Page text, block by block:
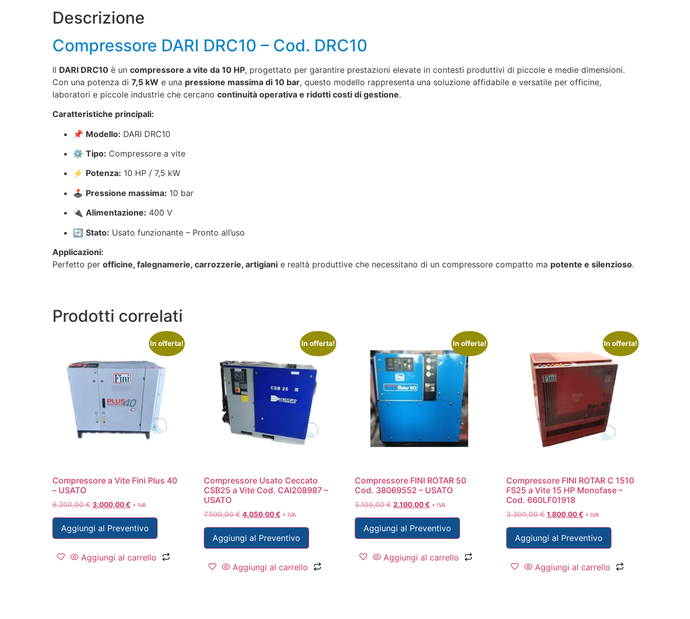
Descrizione
Compressore DARI DRC10 – Cod. DRC10
Il DARI DRC10 è un compressore a vite da 10 HP, progettato per garantire prestazioni elevate in contesti produttivi di piccole e medie dimensioni.
Con una potenza di 7,5 kW e una pressione massima di 10 bar, questo modello rappresenta una soluzione affidabile e versatile per officine,
laboratori e piccole industrie che cercano continuità operativa e ridotti costi di gestione.
Caratteristiche principali:
📌 Modello: DARI DRC10
⚙️ Tipo: Compressore a vite
⚡ Potenza: 10 HP / 7,5 kW
🕹 Pressione massima: 10 bar
🔌 Alimentazione: 400 V
🔄 Stato: Usato funzionante – Pronto all’uso
Applicazioni:
Perfetto per officine, falegnamerie, carrozzerie, artigiani e realtà produttive che necessitano di un compressore compatto ma potente e silenzioso.
Prodotti correlati
In offerta!
Compressore a Vite Fini Plus 40
– USATO
6.200,00€ 3.000,00€ + IVA
Aggiungi al Preventivo
Aggiungi al carrello
In offerta!
Compressore Usato Ceccato
CSB25 a Vite Cod. CAI208987 –
USATO
7.500,00€ 4.050,00€ + IVA
Aggiungi al Preventivo
Aggiungi al carrello
In offerta!
Compressore FINI ROTAR 50
Cod. 38069552 – USATO
3.100,00€ 2.100,00€ + IVA
Aggiungi al Preventivo
Aggiungi al carrello
In offerta!
Compressore FINI ROTAR C 1510
FS25 a Vite 15 HP Monofase –
Cod. 660LF01918
3.300,00€ 1.800,00€ + IVA
Aggiungi al Preventivo
Aggiungi al carrello